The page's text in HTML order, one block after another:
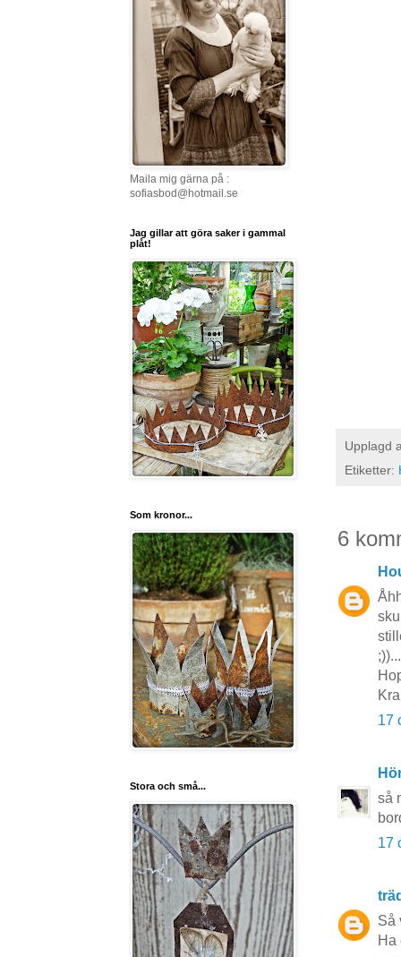
Upplagd
Etiketter:
6
17
så
17
Så
Ha
Maila mig gärna på :
sofiasbod@hotmail.se
Jag gillar att göra saker i gammal
plåt!
Som kronor...
Stora och små...